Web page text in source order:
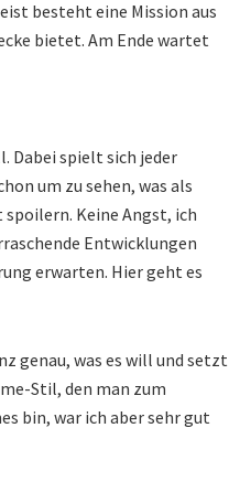
besteht eine Mission aus
bietet. Am Ende wartet
Dabei spielt sich jeder
um zu sehen, was als
Keine Angst, ich
Entwicklungen
erwarten. Hier geht es
genau, was es will und setzt
Stil, den man zum
bin, war ich aber sehr gut